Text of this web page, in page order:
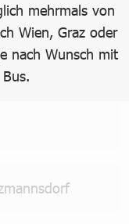
mehrmals von
Wien, Graz oder
nach Wunsch mit